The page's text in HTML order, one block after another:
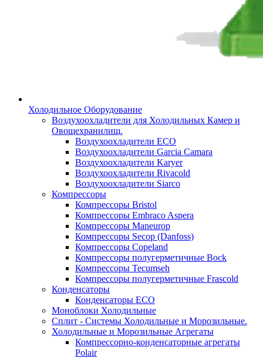
Холодильное Оборудование
Воздухоохладители для Холодильных Камер и
Овощехранилищ.
Воздухоохладители ECO
Воздухоохладители Garcia Camara
Воздухоохладители Karyer
Воздухоохладители Rivacold
Воздухоохладители Siarco
Компрессоры
Компрессоры Bristol
Компрессоры Embraco Aspera
Компрессоры Maneurop
Компрессоры Secop (Danfoss)
Компрессоры Copeland
Компрессоры полугерметичные Bock
Компрессоры Tecumseh
Компрессоры полугерметичные Frascold
Конденсаторы
Конденсаторы ECO
Моноблоки Холодильные
Сплит - Системы Холодильные и Морозильные.
Холодильные и Морозильные Агрегаты
Компрессорно-конденсаторные агрегаты
Polair